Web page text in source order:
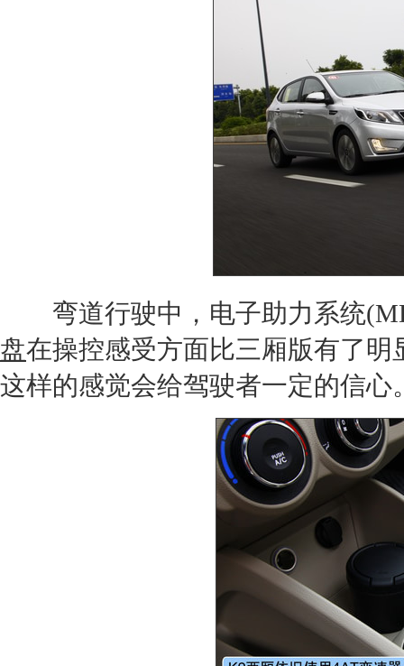
弯道行驶中，电子助力系统
盘在操控感受方面比三厢版有了
这样的感觉会给驾驶者一定的信心